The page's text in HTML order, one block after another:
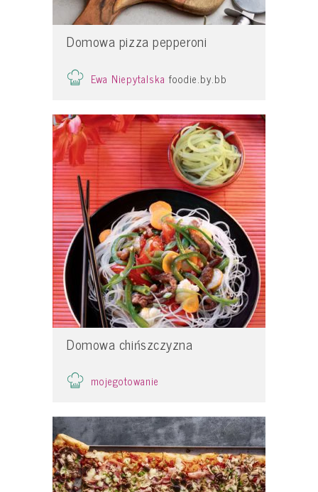
Domowa pizza pepperoni
Ewa Niepytalska foodie.by.bb
Domowa chińszczyzna
mojegotowanie